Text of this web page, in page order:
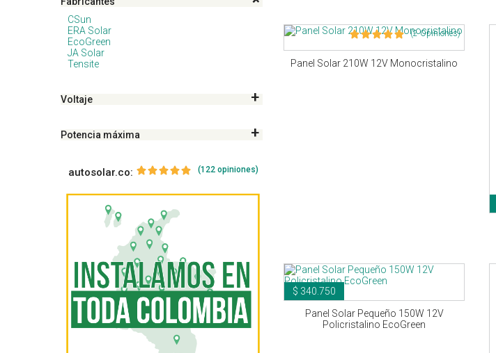
CSun
ERA Solar
EcoGreen
JA Solar
Tensite
Voltaje
Potencia máxima
autosolar.co: (122 opiniones)
(2 Opiniones)
Panel Solar 210W 12V Monocristalino
$ 340.750
Panel Solar Pequeño 150W 12V
Policristalino EcoGreen